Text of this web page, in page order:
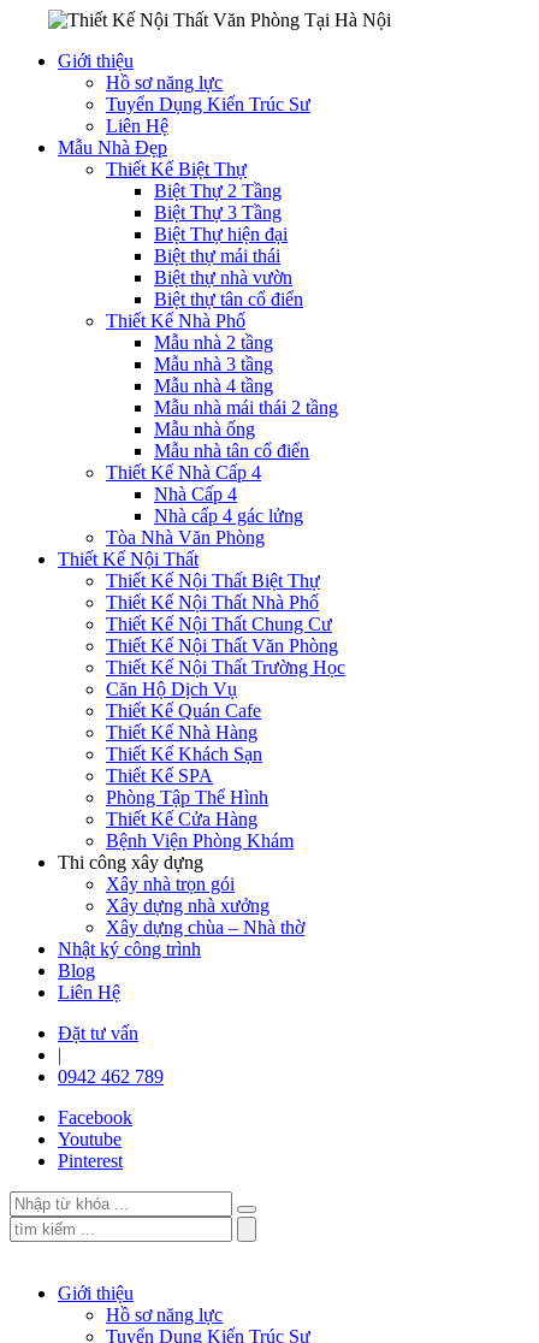
Giới thiệu
Hồ sơ năng lực
Tuyển Dụng Kiến Trúc Sư
Liên Hệ
Mẫu Nhà Đẹp
Thiết Kế Biệt Thự
Biệt Thự 2 Tầng
Biệt Thự 3 Tầng
Biệt Thự hiện đại
Biệt thự mái thái
Biệt thự nhà vườn
Biệt thự tân cổ điển
Thiết Kế Nhà Phố
Mẫu nhà 2 tầng
Mẫu nhà 3 tầng
Mẫu nhà 4 tầng
Mẫu nhà mái thái 2 tầng
Mẫu nhà ống
Mẫu nhà tân cổ điển
Thiết Kế Nhà Cấp 4
Nhà Cấp 4
Nhà cấp 4 gác lửng
Tòa Nhà Văn Phòng
Thiết Kế Nội Thất
Thiết Kế Nội Thất Biệt Thự
Thiết Kế Nội Thất Nhà Phố
Thiết Kế Nội Thất Chung Cư
Thiết Kế Nội Thất Văn Phòng
Thiết Kế Nội Thất Trường Học
Căn Hộ Dịch Vụ
Thiết Kế Quán Cafe
Thiết Kế Nhà Hàng
Thiết Kế Khách Sạn
Thiết Kế SPA
Phòng Tập Thể Hình
Thiết Kế Cửa Hàng
Bệnh Viện Phòng Khám
Thi công xây dựng
Xây nhà trọn gói
Xây dựng nhà xưởng
Xây dựng chùa – Nhà thờ
Nhật ký công trình
Blog
Liên Hệ
Đặt tư vấn
|
0942 462 789
Facebook
Youtube
Pinterest
Giới thiệu
Hồ sơ năng lực
Tuyển Dụng Kiến Trúc Sư